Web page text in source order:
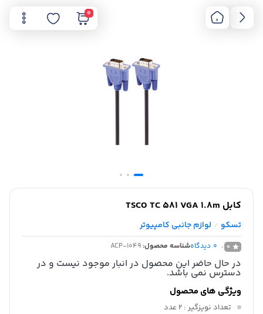
0
کابل TSCO TC 581 VGA 1.8m
تسکو / لوازم جانبی کامپیوتر
0
0 دیدگاهشناسه محصول: ACP-1049
در حال حاضر این محصول در انبار موجود نیست و در
دسترس نمی باشد.
ویژگی های محصول
تعداد نویزگیر : 2 عدد